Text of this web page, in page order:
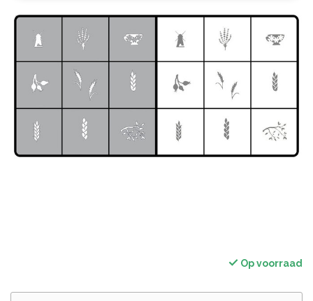
Op voorraad